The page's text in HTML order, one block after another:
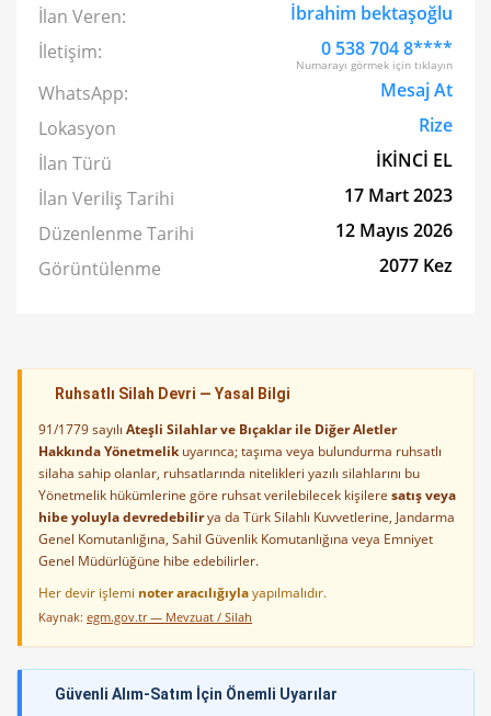
İlan Veren:
İbrahim bektaşoğlu
İletişim:
0 538 704 8****
Numarayı görmek için tıklayın
WhatsApp:
Mesaj At
Lokasyon
Rize
İlan Türü
İKİNCİ EL
İlan Veriliş Tarihi
17 Mart 2023
Düzenlenme Tarihi
12 Mayıs 2026
Görüntülenme
2077 Kez
Ruhsatlı Silah Devri — Yasal Bilgi
91/1779 sayılı Ateşli Silahlar ve Bıçaklar ile Diğer Aletler
Hakkında Yönetmelikuyarınca; taşıma veya bulundurma ruhsatlı
silaha sahip olanlar, ruhsatlarında nitelikleri yazılı silahlarını bu
Yönetmelik hükümlerine göre ruhsat verilebilecek kişilere satış veya
hibe yoluyla devredebilirya da Türk Silahlı Kuvvetlerine, Jandarma
Genel Komutanlığına, Sahil Güvenlik Komutanlığına veya Emniyet
Genel Müdürlüğüne hibe edebilirler.
Her devir işlemi noter aracılığıylayapılmalıdır.
Kaynak: egm.gov.tr — Mevzuat / Silah
Güvenli Alım-Satım İçin Önemli Uyarılar